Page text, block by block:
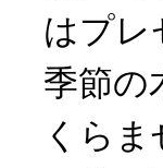
はプレ
季節の
くら